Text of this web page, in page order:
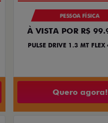
PESSOA FÍSICA
À VISTA POR R$
PULSE DRIVE 1.3 MT
Quero agora!